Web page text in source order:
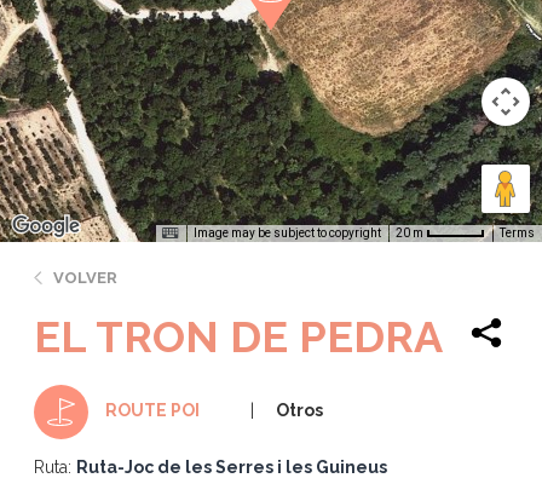
Image may be subject to copyright 20 m Terms
VOLVER
EL TRON DE PEDRA
ROUTE POI Otros
Ruta: Ruta-Joc de les Serres i les Guineus